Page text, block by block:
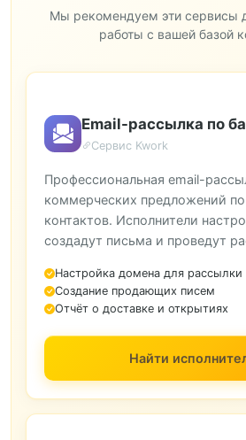
Мы рекомендуем эти сервисы
работы с вашей базой
Email-рассылка по
Сервис Kwork
Профессиональная email-
коммерческих предложений
контактов. Исполнители
создадут письма и проведут
Настройка домена для рассылки
Создание продающих писем
Отчёт о доставке и открытиях
Найти